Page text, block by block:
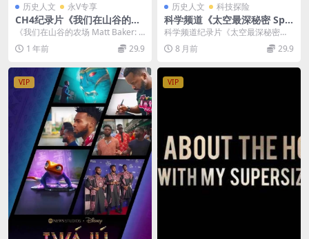
历史人文 永V专享
CH4纪录片《我们在山谷的农
场/英国农场 Matt Baker: Ou
r Farm in the Dales 2022》
第1-3季全16集 英语中英双字
G
《我们在山谷的农场 Matt Baker: O
ur Farm in the Da...
1 年前 29.9
历史人文 科技探险
科学频道《太空最深秘密 Spa
ce’s Deepest Secrets 202
1》第6-7季全11集 英语中英
双字 无水印纯净版 1080P/M
科学频道纪录片《太空最深秘密（S
pace’s Deepest Sec...
8 月前 29.9
VIP VIP